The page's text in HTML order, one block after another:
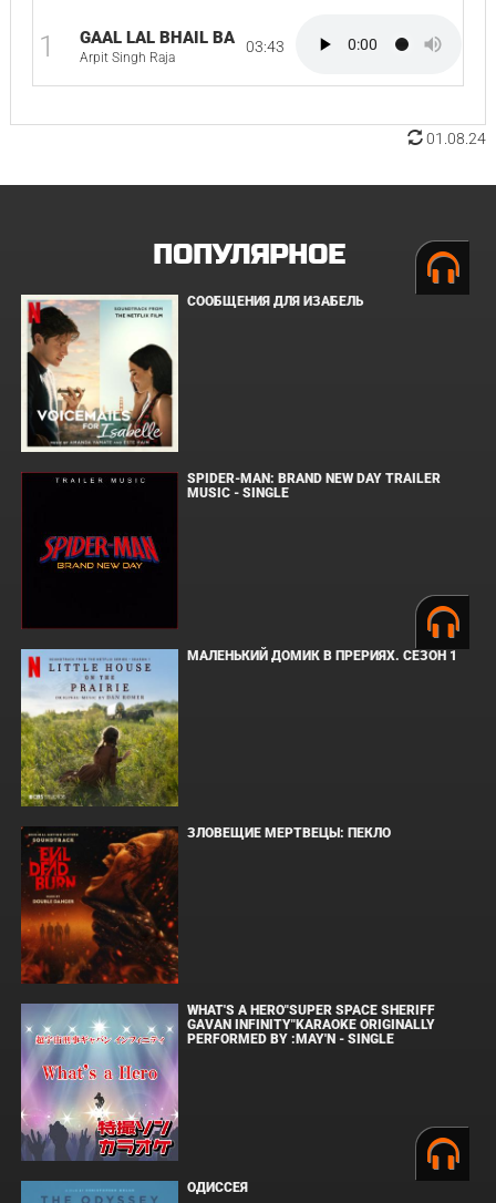
1 GAAL LAL BHAIL BA
Arpit Singh Raja
03:43
01.08.24
ПОПУЛЯРНОЕ
СООБЩЕНИЯ ДЛЯ ИЗАБЕЛЬ
SPIDER-MAN: BRAND NEW DAY TRAILER
MUSIC - SINGLE
МАЛЕНЬКИЙ ДОМИК В ПРЕРИЯХ. СЕЗОН 1
ЗЛОВЕЩИЕ МЕРТВЕЦЫ: ПЕКЛО
WHAT'S A HERO"SUPER SPACE SHERIFF
GAVAN INFINITY"KARAOKE ORIGINALLY
PERFORMED BY :MAY'N - SINGLE
ОДИССЕЯ